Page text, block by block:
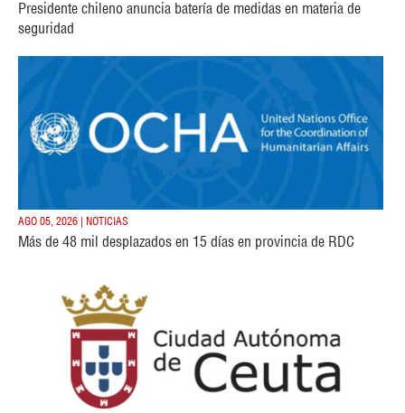
Presidente chileno anuncia batería de medidas en materia de
seguridad
AGO 05, 2026 | NOTICIAS
Más de 48 mil desplazados en 15 días en provincia de RDC